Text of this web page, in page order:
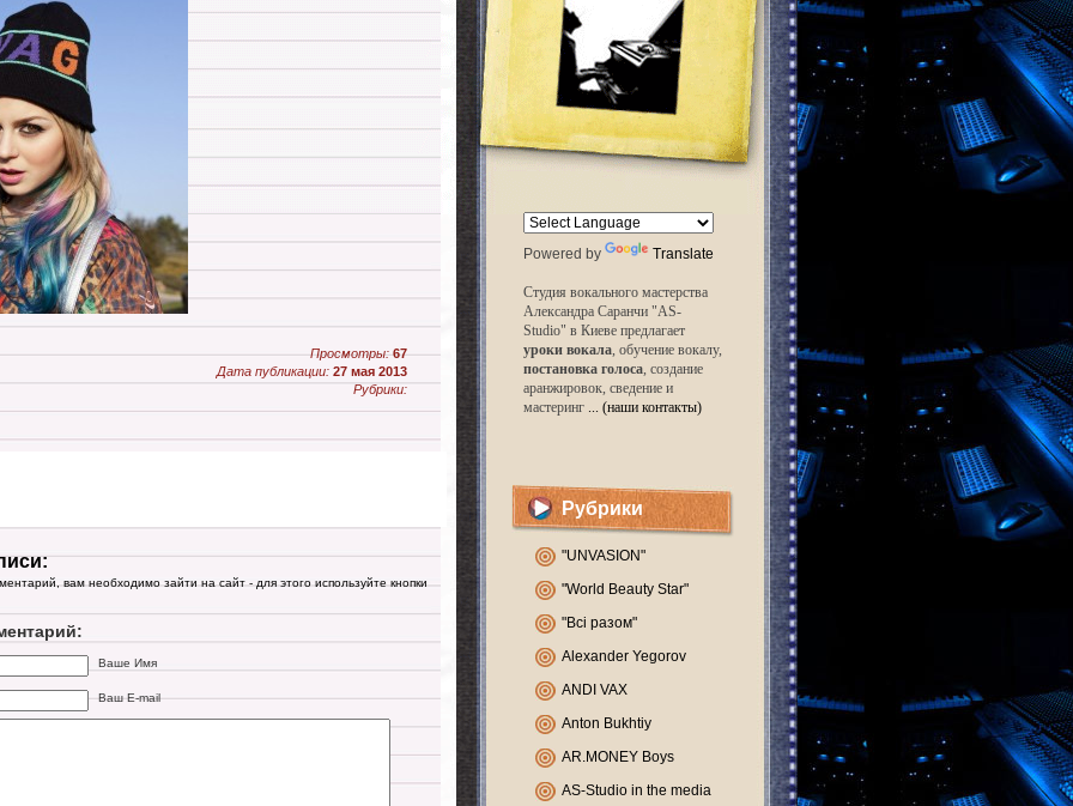
Просмотры: 67
Дата публикации: 27 мая 2013
Рубрики:
вам необходимо зайти на сайт - для этого используйте кнопки
Ваше Имя
Ваш E-mail
Powered by Translate
Студия вокального мастерства
Александра Саранчи "AS-
Studio" в Киеве предлагает
уроки вокала, обучение вокалу,
постановка голоса, создание
аранжировок, сведение и
мастеринг ... (наши контакты)
Рубрики
"UNVASION"
"World Beauty Star"
"Всі разом"
Alexander Yegorov
ANDI VAX
Anton Bukhtiy
AR.MONEY Boys
AS-Studio in the media